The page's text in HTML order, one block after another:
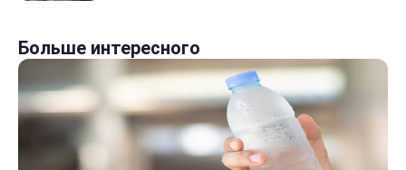
Больше интересного